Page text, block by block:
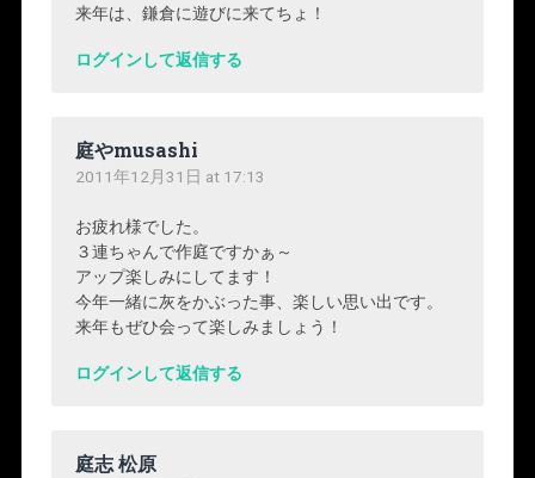
来年は、鎌倉に遊びに来てちょ！
ログインして返信する
庭やmusashi
2011年12月31日 at 17:13
お疲れ様でした。
３連ちゃんで作庭ですかぁ～
アップ楽しみにしてます！
今年一緒に灰をかぶった事、楽しい思い出です。
来年もぜひ会って楽しみましょう！
ログインして返信する
庭志 松原